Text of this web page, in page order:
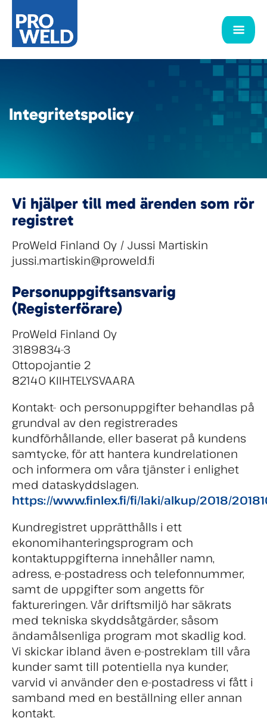
Integritetspolicy
Vi hjälper till med ärenden som rör
registret
ProWeld Finland Oy / Jussi Martiskin
jussi.martiskin@proweld.fi
Personuppgiftsansvarig
(Registerförare)
ProWeld Finland Oy
3189834-3
Ottopojantie 2
82140 KIIHTELYSVAARA
Kontakt- och personuppgifter behandlas på
grundval av den registrerades
kundförhållande, eller baserat på kundens
samtycke, för att hantera kundrelationen
och informera om våra tjänster i enlighet
med dataskyddslagen.
https://www.finlex.fi/fi/laki/alkup/2018/
Kundregistret upprätthålls i ett
ekonomihanteringsprogram och
kontaktuppgifterna innehåller namn,
adress, e-postadress och telefonnummer,
samt de uppgifter som angetts för
faktureringen. Vår driftsmiljö har säkrats
med tekniska skyddsåtgärder, såsom
ändamålsenliga program mot skadlig kod.
Vi skickar ibland även e-postreklam till våra
kunder samt till potentiella nya kunder,
varvid vi använder den e-postadress vi fått i
samband med en beställning eller annan
kontakt.